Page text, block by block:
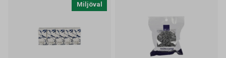
Miljöval